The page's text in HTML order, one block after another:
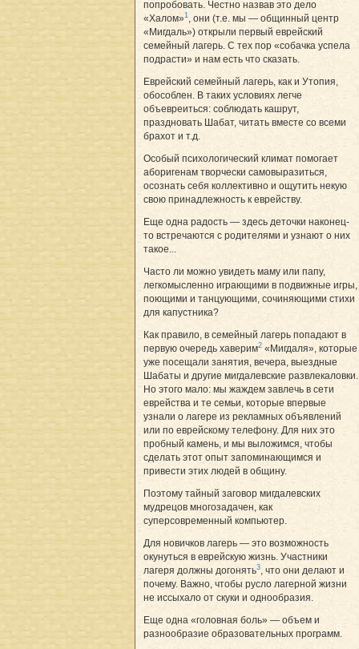
попробовать. Честно назвав это дело
«Халом»1, они (т.е. мы — общинный центр
«Мигдаль») открыли первый еврейский
семейный лагерь. С тех пор «собачка успела
подрасти» и нам есть что сказать.
Еврейский семейный лагерь, как и Утопия,
обособлен. В таких условиях легче
объевреиться: соблюдать кашрут,
праздновать Шабат, читать вместе со всеми
брахот и т.д.
Особый психологический климат помогает
аборигенам творчески самовыразиться,
осознать себя коллективно и ощутить некую
свою принадлежность к еврейству.
Еще одна радость — здесь деточки наконец-
то встречаются с родителями и узнают о них
такое...
Часто ли можно увидеть маму или папу,
легкомысленно играющими в подвижные игры,
поющими и танцующими, сочиняющими стихи
для капустника?
Как правило, в семейный лагерь попадают в
первую очередь хаверим2 «Мигдаля», которые
уже посещали занятия, вечера, выездные
Шабаты и другие мигдалевские развлекаловки.
Но этого мало: мы жаждем завлечь в сети
еврейства и те семьи, которые впервые
узнали о лагере из рекламных объявлений
или по еврейскому телефону. Для них это
пробный камень, и мы выложимся, чтобы
сделать этот опыт запоминающимся и
привести этих людей в общину.
Поэтому тайный заговор мигдалевских
мудрецов многозадачен, как
суперсовременный компьютер.
Для новичков лагерь — это возможность
окунуться в еврейскую жизнь. Участники
лагеря должны догонять3, что они делают и
почему. Важно, чтобы русло лагерной жизни
не иссыхало от скуки и однообразия.
Еще одна «головная боль» — объем и
разнообразие образовательных программ.